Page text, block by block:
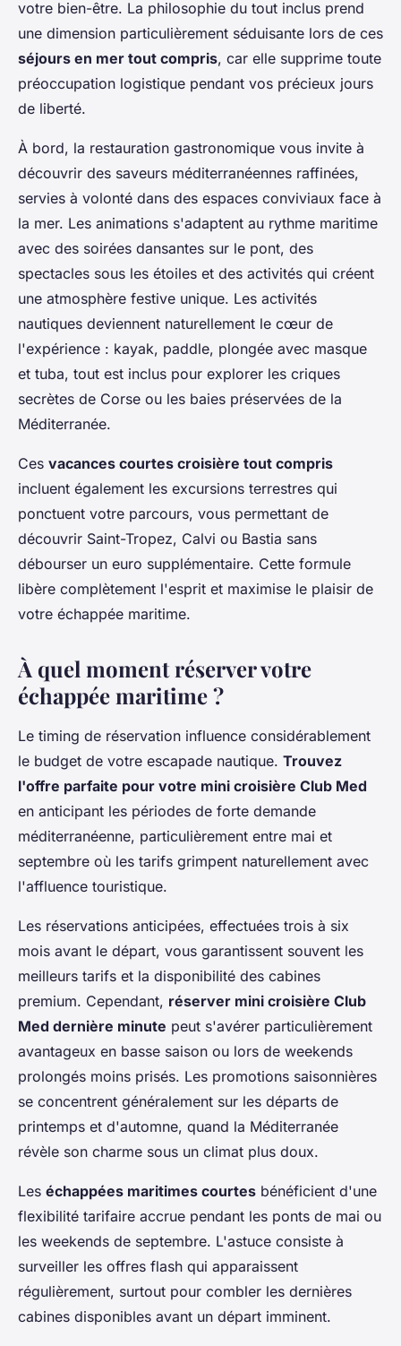
votre bien-être. La philosophie du tout inclus prend
une dimension particulièrement séduisante lors de ces
séjours en mer tout compris, car elle supprime toute
préoccupation logistique pendant vos précieux jours
de liberté.
À bord, la restauration gastronomique vous invite à
découvrir des saveurs méditerranéennes raffinées,
servies à volonté dans des espaces conviviaux face à
la mer. Les animations s'adaptent au rythme maritime
avec des soirées dansantes sur le pont, des
spectacles sous les étoiles et des activités qui créent
une atmosphère festive unique. Les activités
nautiques deviennent naturellement le cœur de
l'expérience : kayak, paddle, plongée avec masque
et tuba, tout est inclus pour explorer les criques
secrètes de Corse ou les baies préservées de la
Méditerranée.
Ces vacances courtes croisière tout compris
incluent également les excursions terrestres qui
ponctuent votre parcours, vous permettant de
découvrir Saint-Tropez, Calvi ou Bastia sans
débourser un euro supplémentaire. Cette formule
libère complètement l'esprit et maximise le plaisir de
votre échappée maritime.
À quel moment réserver votre
échappée maritime ?
Le timing de réservation influence considérablement
le budget de votre escapade nautique. Trouvez
l'offre parfaite pour votre mini croisière Club Med
en anticipant les périodes de forte demande
méditerranéenne, particulièrement entre mai et
septembre où les tarifs grimpent naturellement avec
l'affluence touristique.
Les réservations anticipées, effectuées trois à six
mois avant le départ, vous garantissent souvent les
meilleurs tarifs et la disponibilité des cabines
premium. Cependant, réserver mini croisière Club
Med dernière minute peut s'avérer particulièrement
avantageux en basse saison ou lors de weekends
prolongés moins prisés. Les promotions saisonnières
se concentrent généralement sur les départs de
printemps et d'automne, quand la Méditerranée
révèle son charme sous un climat plus doux.
Les échappées maritimes courtes bénéficient d'une
flexibilité tarifaire accrue pendant les ponts de mai ou
les weekends de septembre. L'astuce consiste à
surveiller les offres flash qui apparaissent
régulièrement, surtout pour combler les dernières
cabines disponibles avant un départ imminent.